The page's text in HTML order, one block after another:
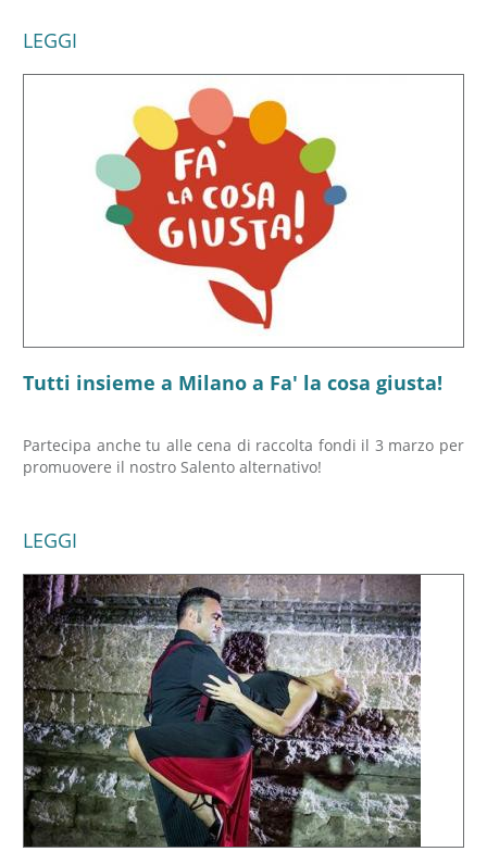
LEGGI
Tutti insieme a Milano a Fa' la cosa giusta!
Partecipa anche tu alle cena di raccolta fondi il 3 marzo per
promuovere il nostro Salento alternativo!
LEGGI